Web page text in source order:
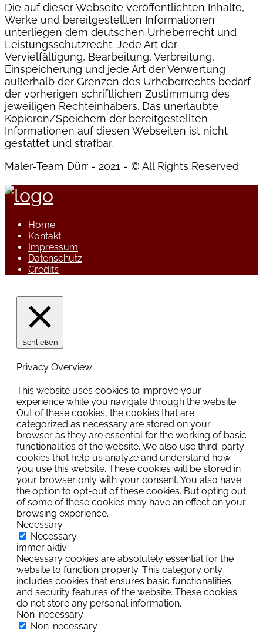
Die auf dieser Webseite veröffentlichten Inhalte,
Werke und bereitgestellten Informationen
unterliegen dem deutschen Urheberrecht und
Leistungsschutzrecht. Jede Art der
Vervielfältigung, Bearbeitung, Verbreitung,
Einspeicherung und jede Art der Verwertung
außerhalb der Grenzen des Urheberrechts bedarf
der vorherigen schriftlichen Zustimmung des
jeweiligen Rechteinhabers. Das unerlaubte
Kopieren/Speichern der bereitgestellten
Informationen auf diesen Webseiten ist nicht
gestattet und strafbar.
Maler-Team Dürr - 2021 - © All Rights Reserved
Home
Kontakt
Impressum
Datenschutz
Credits
Schließen
Privacy Overview
This website uses cookies to improve your
experience while you navigate through the website.
Out of these cookies, the cookies that are
categorized as necessary are stored on your
browser as they are essential for the working of basic
functionalities of the website. We also use third-party
cookies that help us analyze and understand how
you use this website. These cookies will be stored in
your browser only with your consent. You also have
the option to opt-out of these cookies. But opting out
of some of these cookies may have an effect on your
browsing experience.
Necessary
Necessary
immer aktiv
Necessary cookies are absolutely essential for the
website to function properly. This category only
includes cookies that ensures basic functionalities
and security features of the website. These cookies
do not store any personal information.
Non-necessary
Non-necessary